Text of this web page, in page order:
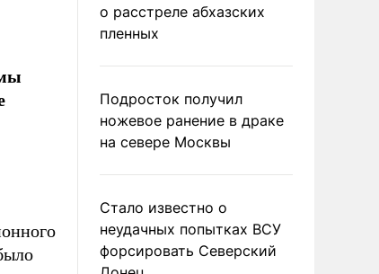
о расстреле абхазских
пленных
Подросток получил
ножевое ранение в драке
на севере Москвы
Стало известно о
неудачных попытках ВСУ
форсировать Северский